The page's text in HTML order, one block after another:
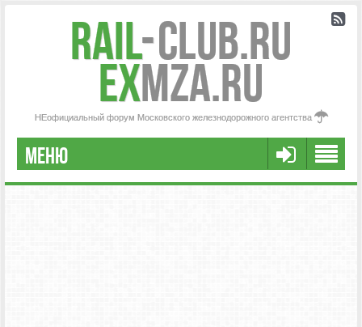
Rail-Club.RU
exMZA.RU
НЕофициальный форум Московского железнодорожного агентства
МЕНЮ
РЕГИСТРАЦИЯ